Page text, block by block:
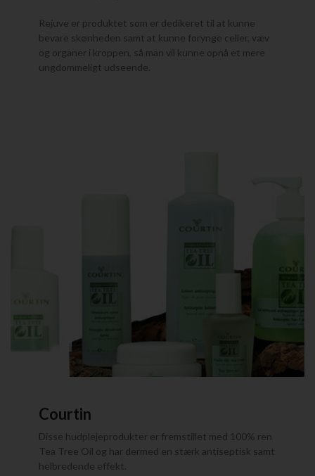
Rejuve er produktet som er dedikeret til at kunne
bevare skønheden samt at kunne forynge celler, væv
og organer i kroppen, så man vil kunne opnå et mere
ungdommeligt udseende.
Courtin
Disse hudplejeprodukter er fremstillet med 100% ren
Tea Tree Oil og har dermed en stærk antiseptisk samt
helbredende effekt.